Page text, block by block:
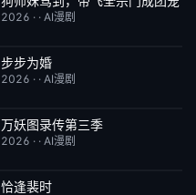
2026 · · AI漫剧
完结
步步为婚
2026 · · AI漫剧
完结
万妖图录传第三季
2026 · · AI漫剧
完结
恰逢裴时